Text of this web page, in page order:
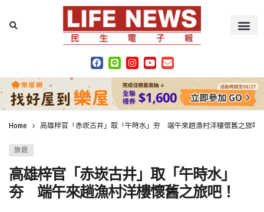
Home 高雄梓官「赤崁古井」取「午時水」夯 端午來趟漁村洋樓懷舊之旅吧
旅遊
高雄梓官「赤崁古井」取「午時水」
夯 端午來趟漁村洋樓懷舊之旅吧！